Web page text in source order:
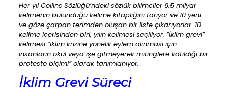
Her yıl Collins Sözlüğü’ndeki sözlük bilimciler 9.5 milyar
kelimenin bulunduğu kelime kitaplığını tarıyor ve 10 yeni
ve göze çarpan terimden oluşan bir liste çıkarıyorlar. 10
kelime içerisinden biri, yılın kelimesi seçiliyor. “İklim grevi”
kelimesi “iklim krizine yönelik eylem alınması için
insanların okul veya işe gitmeyerek mitinglere katıldığı bir
protesto biçimi” olarak tanımlanıyor.
İklim Grevi Süreci